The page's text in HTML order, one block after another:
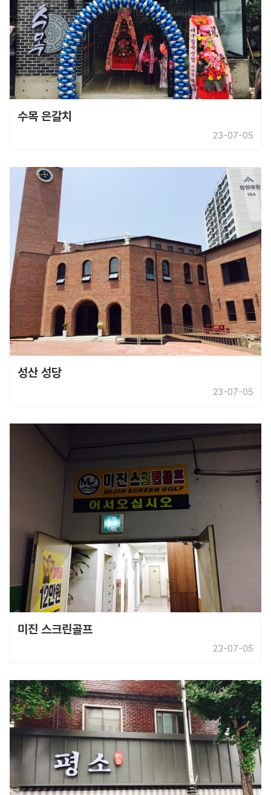
수목 은갈치
23-07-05
성산 성당
23-07-05
미진 스크린골프
23-07-05